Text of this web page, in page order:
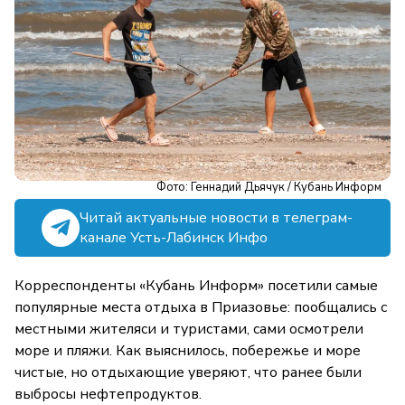
Фото: Геннадий Дьячук / Кубань Информ
Читай актуальные новости в телеграм-
канале Усть-Лабинск Инфо
Корреспонденты «Кубань Информ» посетили самые
популярные места отдыха в Приазовье: пообщались с
местными жителяси и туристами, сами осмотрели
море и пляжи. Как выяснилось, побережье и море
чистые, но отдыхающие уверяют, что ранее были
выбросы нефтепродуктов.